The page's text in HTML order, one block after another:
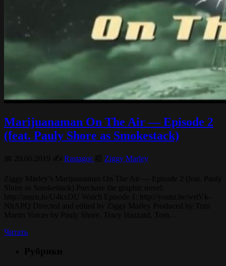
Marijuanaman On The Air — Episode 2
(feat. Pauly Shore as Smokestack)
Rastagor Ziggy Marley
Читать